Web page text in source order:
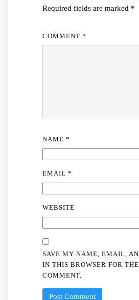
Required fields are marked *
COMMENT *
NAME *
EMAIL *
WEBSITE
SAVE MY NAME, EMAIL,
IN THIS BROWSER FOR
COMMENT.